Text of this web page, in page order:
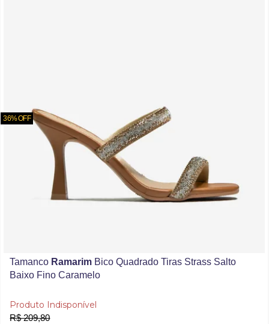
36% OFF
Tamanco Ramarim Bico Quadrado Tiras Strass Salto
Baixo Fino Caramelo
Produto Indisponível
R$ 209,80